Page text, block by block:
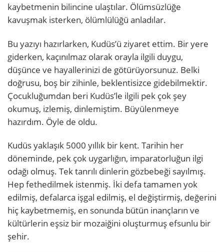
kaybetmenin bilincine ulaştılar. Ölümsüzlüğe
kavuşmak isterken, ölümlülüğü anladılar.
Bu yazıyı hazırlarken, Kudüs’ü ziyaret ettim. Bir yere
giderken, kaçınılmaz olarak orayla ilgili duygu,
düşünce ve hayallerinizi de götürüyorsunuz. Belki
doğrusu, boş bir zihinle, beklentisizce gidebilmektir.
Çocukluğumdan beri Kudüs’le ilgili pek çok şey
okumuş, izlemiş, dinlemiştim. Büyülenmeye
hazırdım. Öyle de oldu.
Kudüs yaklaşık 5000 yıllık bir kent. Tarihin her
döneminde, pek çok uygarlığın, imparatorluğun ilgi
odağı olmuş. Tek tanrılı dinlerin gözbebeği sayılmış.
Hep fethedilmek istenmiş. İki defa tamamen yok
edilmiş, defalarca işgal edilmiş, el değiştirmiş, değerini
hiç kaybetmemiş, en sonunda bütün inançların ve
kültürlerin eşsiz bir mozaiğini oluşturmuş efsunlu bir
şehir.